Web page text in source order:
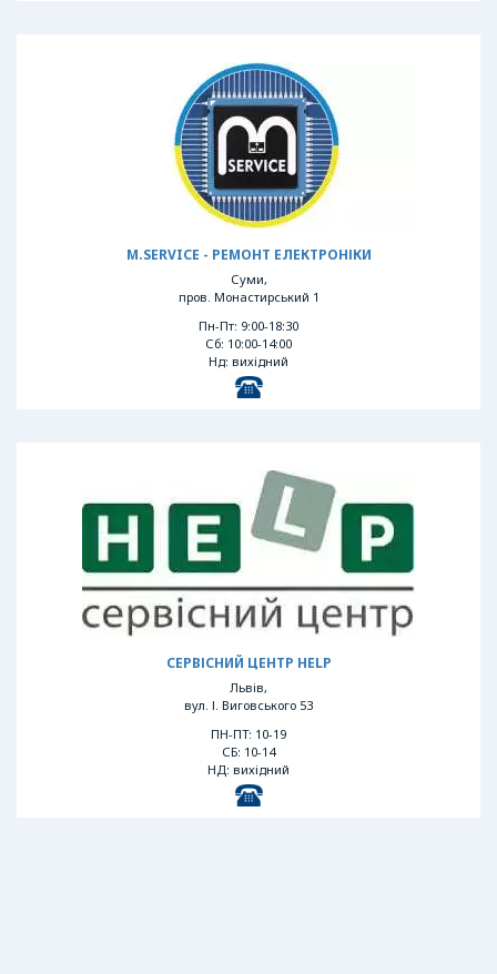
M.SERVICE - РЕМОНТ ЕЛЕКТРОНІКИ
Суми,
пров. Монастирський 1
Пн-Пт: 9:00-18:30
Сб: 10:00-14:00
Нд: вихідний
СЕРВІСНИЙ ЦЕНТР HELP
Львів,
вул. І. Виговського 53
ПН-ПТ: 10-19
СБ: 10-14
НД: вихідний